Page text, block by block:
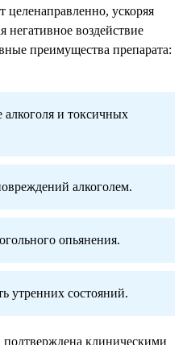
целенаправленно, ускоряя
негативное воздействие
преимущества препарата:
алкоголя и токсичных
алкоголем.
опьянения.
утренних состояний.
клиническими